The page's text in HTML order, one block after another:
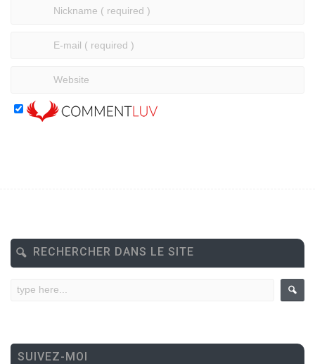
RECHERCHER DANS LE SITE
SUIVEZ-MOI